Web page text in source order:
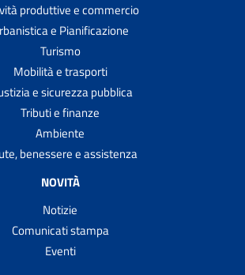
produttive e commercio
e Pianificazione
Turismo
Mobilità e trasporti
e sicurezza pubblica
Tributi e finanze
Ambiente
benessere e assistenza
NOVITÀ
Notizie
Comunicati stampa
Eventi